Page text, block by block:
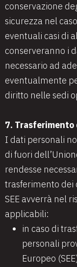
conservazione
sicurezza nel
eventuali casi di
conserveranno i
necessario ad
eventualmente
diritto nelle sedi
7. Trasferimento
I dati personali
di fuori
rendesse
trasferimento dei
SEE avverrà nel
applicabili:
in caso di
personali
Europeo